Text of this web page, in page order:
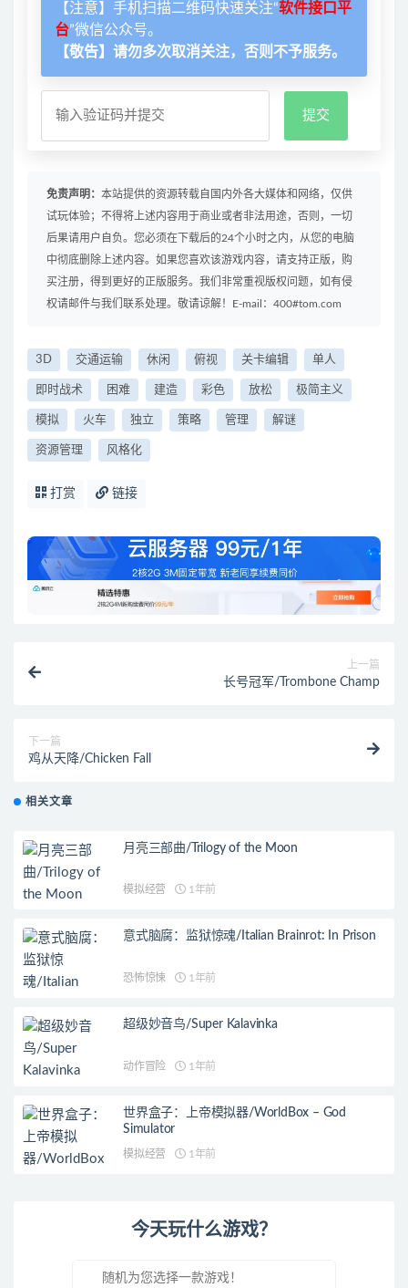
【注意】手机扫描二维码快速关注“软件接口平
台”微信公众号。
【敬告】请勿多次取消关注，否则不予服务。
免责声明： 本站提供的资源转载自国内外各大媒体和网络，仅供
试玩体验；不得将上述内容用于商业或者非法用途，否则，一切
后果请用户自负。您必须在下载后的24个小时之内，从您的电脑
中彻底删除上述内容。如果您喜欢该游戏内容，请支持正版，购
买注册，得到更好的正版服务。我们非常重视版权问题，如有侵
权请邮件与我们联系处理。敬请谅解！E-mail：400#tom.com
3D 交通运输 休闲 俯视 关卡编辑 单人
即时战术 困难 建造 彩色 放松 极简主义
模拟 火车 独立 策略 管理 解谜
资源管理 风格化
打赏 链接
上一篇
长号冠军/Trombone Champ
下一篇
鸡从天降/Chicken Fall
相关文章
月亮三部曲/Trilogy of the Moon
模拟经营 1年前
意式脑腐：监狱惊魂/Italian Brainrot: In Prison
恐怖惊悚 1年前
超级妙音鸟/Super Kalavinka
动作冒险 1年前
世界盒子：上帝模拟器/WorldBox – God
Simulator
模拟经营 1年前
今天玩什么游戏？